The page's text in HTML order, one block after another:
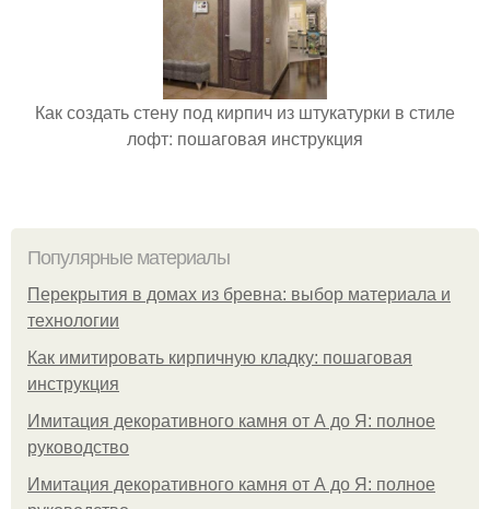
Как создать стену под кирпич из штукатурки в стиле
лофт: пошаговая инструкция
Популярные материалы
Перекрытия в домах из бревна: выбор материала и
технологии
Как имитировать кирпичную кладку: пошаговая
инструкция
Имитация декоративного камня от А до Я: полное
руководство
Имитация декоративного камня от А до Я: полное